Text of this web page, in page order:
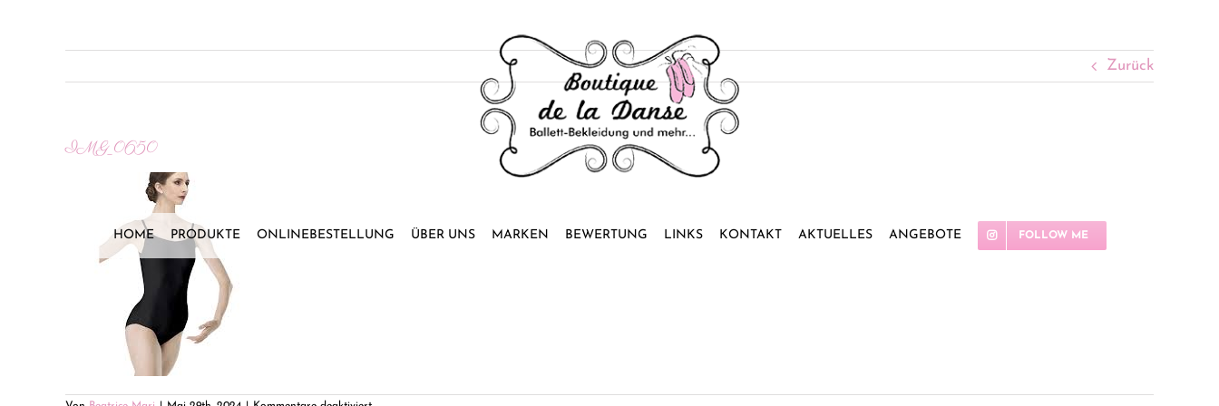
HOME PRODUKTE ONLINEBESTELLUNG ÜBER UNS MARKEN BEWERTUNG LINKS KONTAKT AKTUELLES ANGEBOTE FOLLOW ME
Zurück
IMG_0650